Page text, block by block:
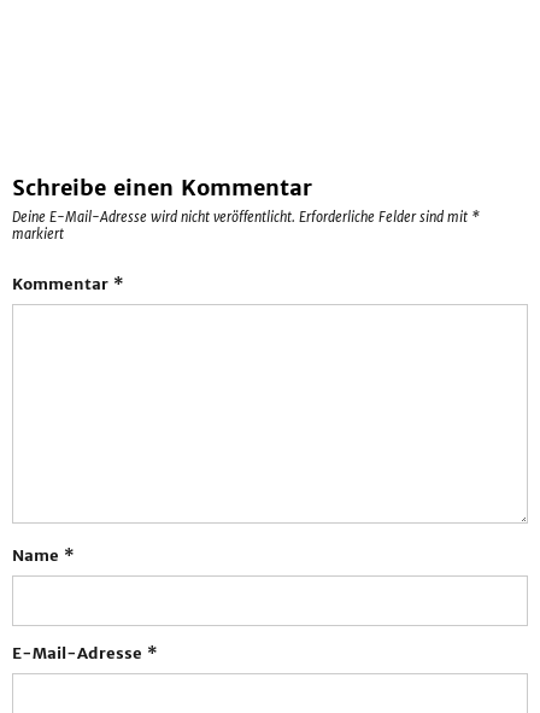
Schreibe einen Kommentar
Deine E-Mail-Adresse wird nicht veröffentlicht. Erforderliche Felder sind mit *
markiert
Kommentar *
Name *
E-Mail-Adresse *